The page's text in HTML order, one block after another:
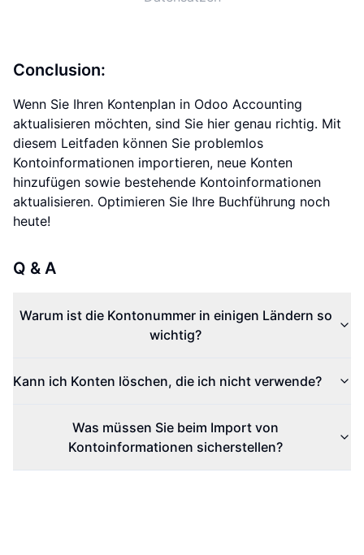
Conclusion:
Wenn Sie Ihren Kontenplan in Odoo Accounting
aktualisieren möchten, sind Sie hier genau richtig. Mit
diesem Leitfaden können Sie problemlos
Kontoinformationen importieren, neue Konten
hinzufügen sowie bestehende Kontoinformationen
aktualisieren. Optimieren Sie Ihre Buchführung noch
heute!
Q & A
Warum ist die Kontonummer in einigen Ländern so
wichtig?
Kann ich Konten löschen, die ich nicht verwende?
Was müssen Sie beim Import von
Kontoinformationen sicherstellen?